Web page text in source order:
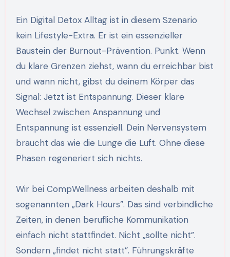
Ein Digital Detox Alltag ist in diesem Szenario
kein Lifestyle-Extra. Er ist ein essenzieller
Baustein der Burnout-Prävention. Punkt. Wenn
du klare Grenzen ziehst, wann du erreichbar bist
und wann nicht, gibst du deinem Körper das
Signal: Jetzt ist Entspannung. Dieser klare
Wechsel zwischen Anspannung und
Entspannung ist essenziell. Dein Nervensystem
braucht das wie die Lunge die Luft. Ohne diese
Phasen regeneriert sich nichts.
Wir bei CompWellness arbeiten deshalb mit
sogenannten „Dark Hours”. Das sind verbindliche
Zeiten, in denen berufliche Kommunikation
einfach nicht stattfindet. Nicht „sollte nicht”.
Sondern „findet nicht statt”. Führungskräfte